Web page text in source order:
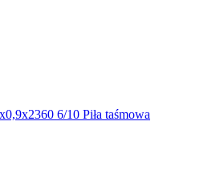
6/10 Piła taśmowa